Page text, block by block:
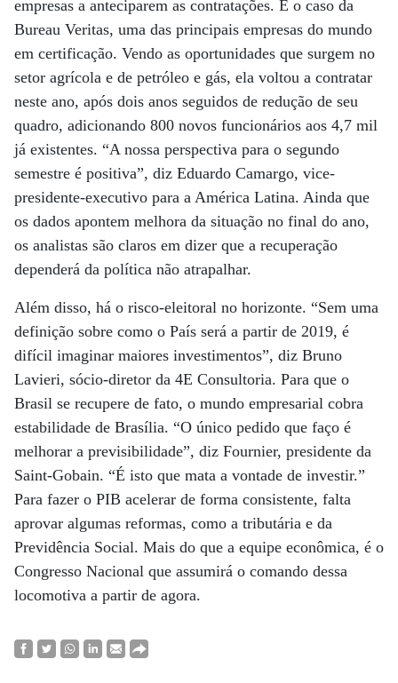
empresas a anteciparem as contratações. É o caso da
Bureau Veritas, uma das principais empresas do mundo
em certificação. Vendo as oportunidades que surgem no
setor agrícola e de petróleo e gás, ela voltou a contratar
neste ano, após dois anos seguidos de redução de seu
quadro, adicionando 800 novos funcionários aos 4,7 mil
já existentes. “A nossa perspectiva para o segundo
semestre é positiva”, diz Eduardo Camargo, vice-
presidente-executivo para a América Latina. Ainda que
os dados apontem melhora da situação no final do ano,
os analistas são claros em dizer que a recuperação
dependerá da política não atrapalhar.
Além disso, há o risco-eleitoral no horizonte. “Sem uma
definição sobre como o País será a partir de 2019, é
difícil imaginar maiores investimentos”, diz Bruno
Lavieri, sócio-diretor da 4E Consultoria. Para que o
Brasil se recupere de fato, o mundo empresarial cobra
estabilidade de Brasília. “O único pedido que faço é
melhorar a previsibilidade”, diz Fournier, presidente da
Saint-Gobain. “É isto que mata a vontade de investir.”
Para fazer o PIB acelerar de forma consistente, falta
aprovar algumas reformas, como a tributária e da
Previdência Social. Mais do que a equipe econômica, é o
Congresso Nacional que assumirá o comando dessa
locomotiva a partir de agora.